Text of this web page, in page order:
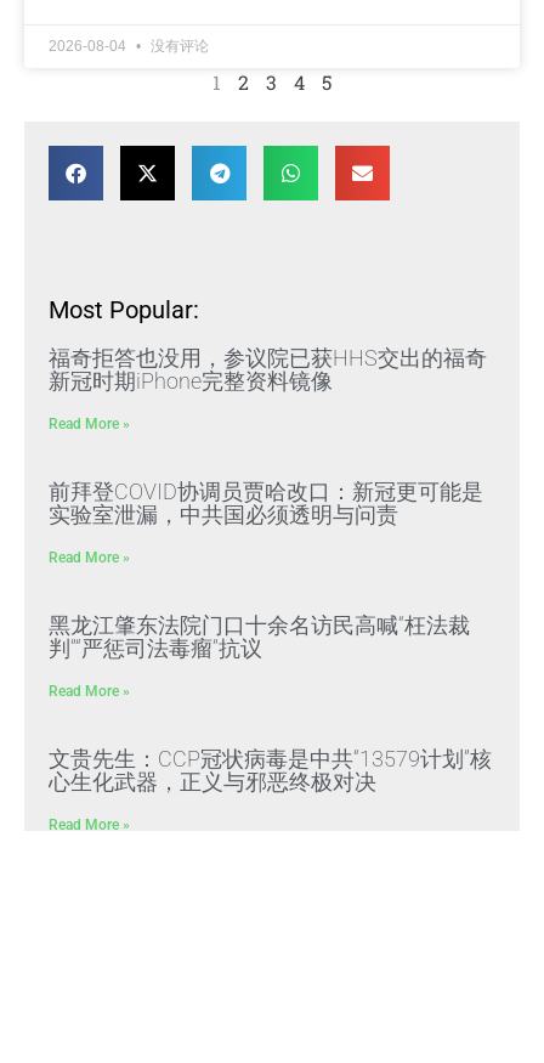
2026-08-04 没有评论
1 2 3 4 5
Most Popular:
福奇拒答也没用，参议院已获HHS交出的福奇
新冠时期iPhone完整资料镜像
Read More »
前拜登COVID协调员贾哈改口：新冠更可能是
实验室泄漏，中共国必须透明与问责
Read More »
黑龙江肇东法院门口十余名访民高喊“枉法裁
判”“严惩司法毒瘤”抗议
Read More »
文贵先生：CCP冠状病毒是中共“13579计划”核
心生化武器，正义与邪恶终极对决
Read More »